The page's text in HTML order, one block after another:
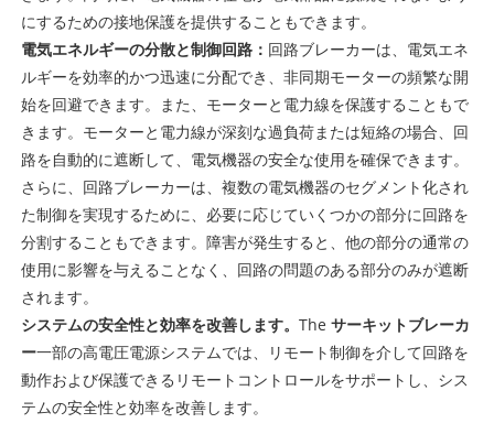
にするための接地保護を提供することもできます。 ‌
電気エネルギーの分散と制御回路： 回路ブレーカーは、電気エネ
ルギーを効率的かつ迅速に分配でき、非同期モーターの頻繁な開
始を回避できます。また、モーターと電力線を保護することもで
きます。モーターと電力線が深刻な過負荷または短絡の場合、回
路を自動的に遮断して、電気機器の安全な使用を確保できます。
さらに、回路ブレーカーは、複数の電気機器のセグメント化され
た制御を実現するために、必要に応じていくつかの部分に回路を
分割することもできます。障害が発生すると、他の部分の通常の
使用に影響を与えることなく、回路の問題のある部分のみが遮断
されます。
システムの安全性と効率を改善します。 The サーキットブレーカ
ー一部の高電圧電源システムでは、リモート制御を介して回路を
動作および保護できるリモートコントロールをサポートし、シス
テムの安全性と効率を改善します。